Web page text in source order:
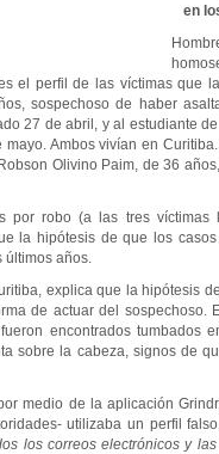
en
el perfil de las víctimas que
sospechoso de haber
27 de abril, y al estudiante
Ambos vivían en
Olivino Paim, de 36
por robo (a las tres víctimas
la hipótesis de que los
últimos años.
explica que la hipótesis
de actuar del sospechoso.
encontrados tumbados
sobre la cabeza, signos de
medio de la aplicación
utilizaba un perfil
los correos electrónicos y